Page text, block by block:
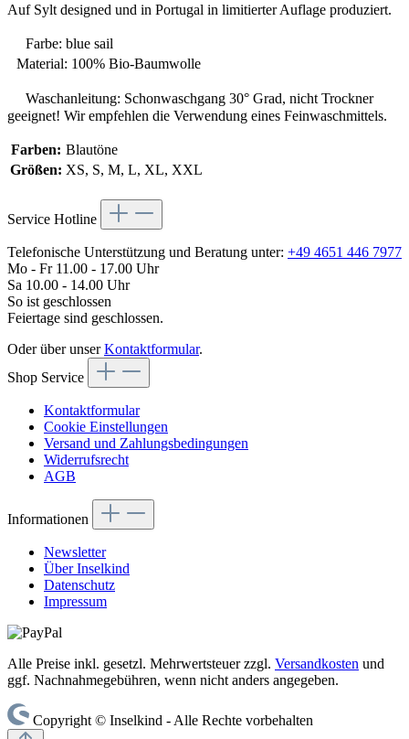
Auf Sylt designed und in Portugal in limitierter Auflage produziert.
Farbe: blue sail
Material: 100% Bio-Baumwolle
Waschanleitung: Schonwaschgang 30° Grad, nicht Trockner
geeignet! Wir empfehlen die Verwendung eines Feinwaschmittels.
Farben: Blautöne
Größen: XS, S, M, L, XL, XXL
Service Hotline
Telefonische Unterstützung und Beratung unter: +49 4651 446 7977
Mo - Fr 11.00 - 17.00 Uhr
Sa 10.00 - 14.00 Uhr
So ist geschlossen
Feiertage sind geschlossen.
Oder über unserKontaktformular.
Shop Service
Kontaktformular
Cookie Einstellungen
Versand und Zahlungsbedingungen
Widerrufsrecht
AGB
Informationen
Newsletter
Über Inselkind
Datenschutz
Impressum
Alle Preise inkl. gesetzl. Mehrwertsteuer zzgl. Versandkosten und
ggf. Nachnahmegebühren, wenn nicht anders angegeben.
Copyright © Inselkind - Alle Rechte vorbehalten